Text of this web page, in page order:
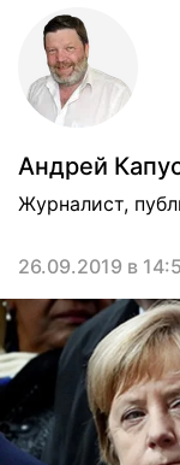
Андрей
Журналист,
26.09.2019 в